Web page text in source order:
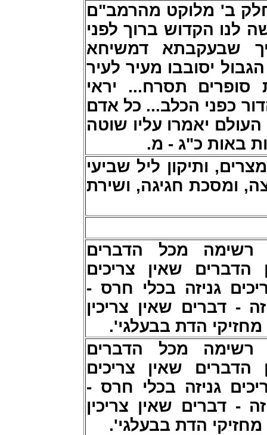
ב' מלוקט מהרמב"ם
לנו הקדוש ברוך לפני
שבעקבתא דמשיחא
יסובבו מעיר לעיר
סופרים תסרח... יראי
כפני הכלב... כל אדם
יאמרו עליו שוטה
באות כ"ג - מ.
ותיקון ליל שביעי
ומסכת חגיגה, ושירת
רשימה מכל הדברים
הדברים שאין צריכים
גניזה בכלי חרס -
- דברים שאין צריכין
מחזיקי הדת בבעלגי'.
רשימה מכל הדברים
הדברים שאין צריכים
גניזה בכלי חרס -
- דברים שאין צריכין
מחזיקי הדת בבעלגי'.